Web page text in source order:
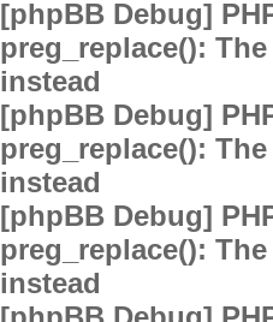
[phpBB Debug]
preg_replace():
instead
[phpBB Debug]
preg_replace():
instead
[phpBB Debug]
preg_replace():
instead